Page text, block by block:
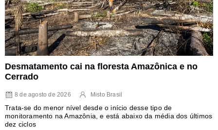
Desmatamento cai na floresta Amazônica e no
Cerrado
8 de agosto de 2026 Misto Brasil
Trata-se do menor nível desde o início desse tipo de
monitoramento na Amazônia, e está abaixo da média dos últimos
dez ciclos